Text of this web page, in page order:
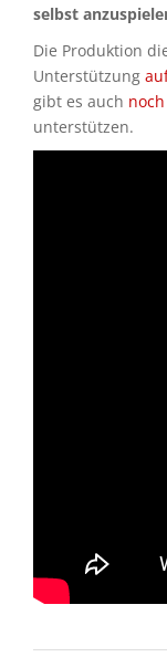
selbst
Die Produktion
Unterstützung
gibt es auch
unterstützen.